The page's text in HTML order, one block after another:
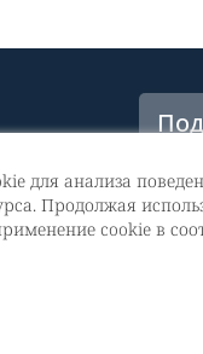
для анализа
Продолжая
cookie в